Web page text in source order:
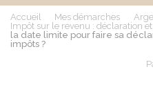
Accueil Mes démarches
Impôt sur le revenu : déclaration
la date limite pour faire sa
impôts ?